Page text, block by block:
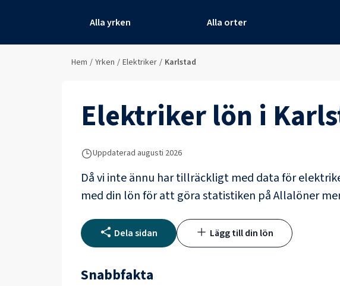
Alla yrken Alla orter
Hem / Yrken / Elektriker / Karlstad
Elektrikerlön i
Uppdaterad augusti 2026
Då vi inte ännu har tillräckligt med data för
med din lön för att göra statistiken på Allalöner
Dela sidan Lägg till din lön
Snabbfakta